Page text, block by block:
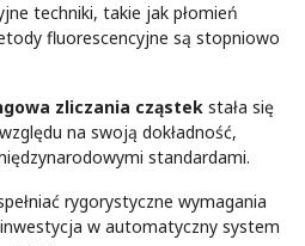
techniki, takie jak płomień
fluorescencyjne są stopniowo
zliczania cząstek stała się
na swoją dokładność,
standardami.
rygorystyczne wymagania
w automatyczny system